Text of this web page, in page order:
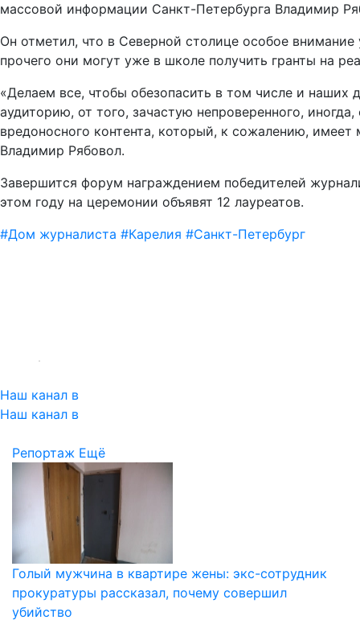
массовой информации Санкт-Петербурга Владимир
Он отметил, что в Северной столице особое
прочего они могут уже в школе получить гранты на
«Делаем все, чтобы обезопасить в том числе и
аудиторию, от того, зачастую непроверенного,
вредоносного контента, который, к сожалению, имеет
Владимир Рябовол.
Завершится форум награждением победителей
этом году на церемонии объявят 12 лауреатов.
#Дом журналиста #Карелия #Санкт-Петербург
Наш канал в
Наш канал в
Репортаж Ещё
Голый мужчина в квартире жены: экс-сотрудник
прокуратуры рассказал, почему совершил
убийство